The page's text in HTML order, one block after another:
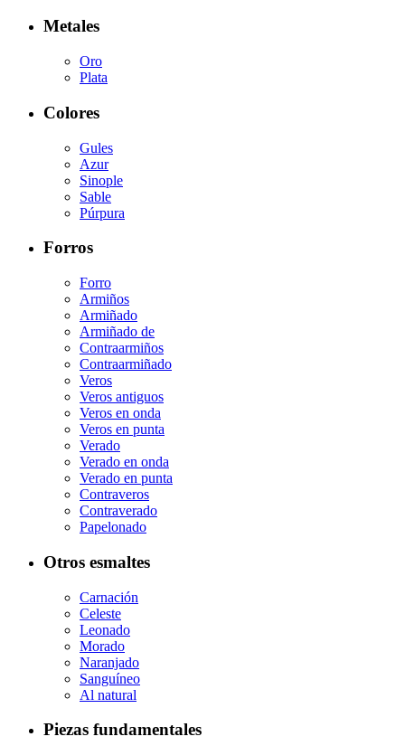
Metales
Oro
Plata
Colores
Gules
Azur
Sinople
Sable
Púrpura
Forros
Forro
Armiños
Armiñado
Armiñado de
Contraarmiños
Contraarmiñado
Veros
Veros antiguos
Veros en onda
Veros en punta
Verado
Verado en onda
Verado en punta
Contraveros
Contraverado
Papelonado
Otros esmaltes
Carnación
Celeste
Leonado
Morado
Naranjado
Sanguíneo
Al natural
Piezas fundamentales